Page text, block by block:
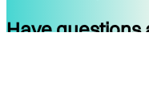
Have questions